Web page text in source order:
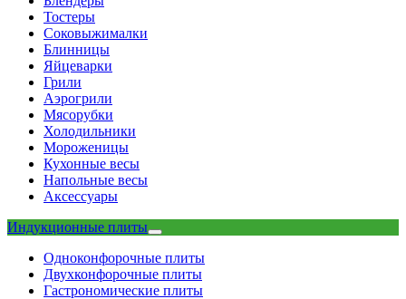
Тостеры
Соковыжималки
Блинницы
Яйцеварки
Грили
Аэрогрили
Мясорубки
Холодильники
Мороженицы
Кухонные весы
Напольные весы
Аксессуары
Индукционные плиты
Одноконфорочные плиты
Двухконфорочные плиты
Гастрономические плиты